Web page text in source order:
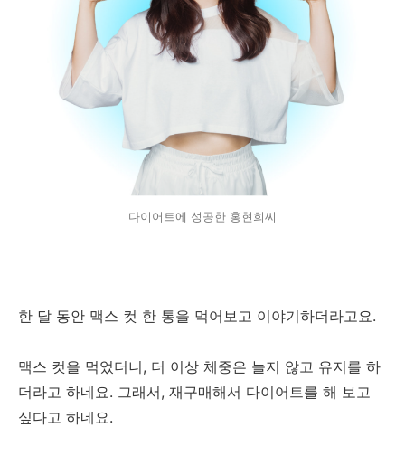
다이어트에 성공한 홍현희씨
한 달 동안 맥스 컷 한 통을 먹어보고 이야기하더라고요.
맥스 컷을 먹었더니, 더 이상 체중은 늘지 않고 유지를 하
더라고 하네요. 그래서, 재구매해서 다이어트를 해 보고
싶다고 하네요.